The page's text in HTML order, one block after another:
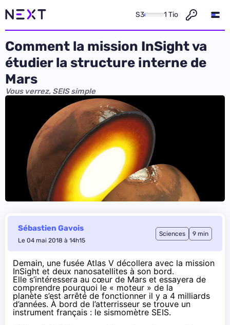
S3 1 Tio
Comment la mission InSight va
étudier la structure interne de
Mars
Vous verrez, SEIS simple
Sébastien Gavois
Le 04 mai 2018 à 14h15
Sciences 9 min
Demain, une fusée Atlas V décollera avec la mission
InSight et deux nanosatellites à son bord.
Elle s’intéressera au cœur de Mars et essayera de
comprendre pourquoi le « moteur » de la
planète s’est arrêté de fonctionner il y a 4 milliards
d’années. À bord de l’atterrisseur se trouve un
instrument français : le sismomètre SEIS.